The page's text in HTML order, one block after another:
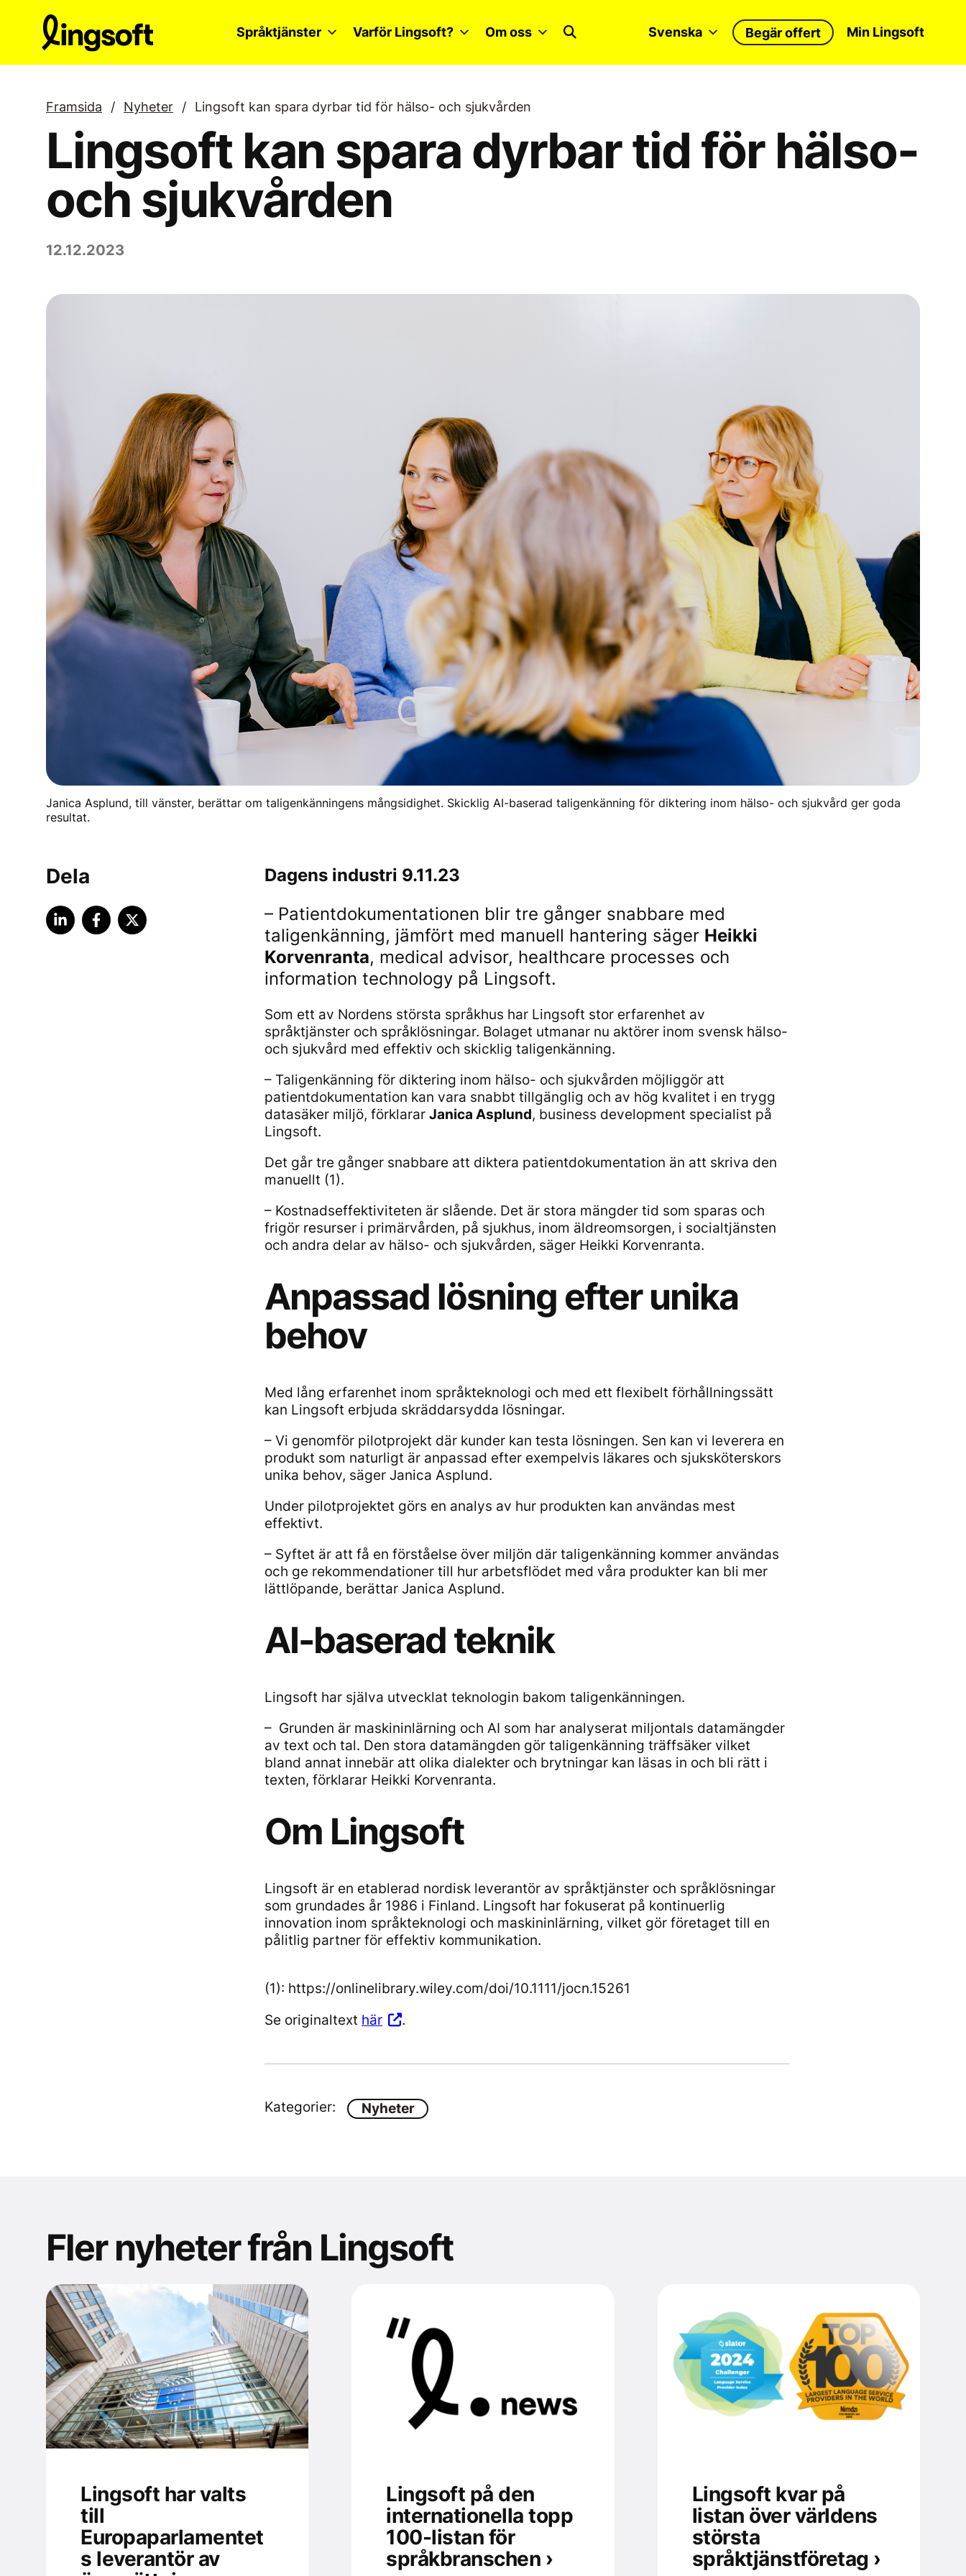
innehållet
Språktjänster Varför Lingsoft? Om oss Min Lingsoft
Begär offert
Svenska
Framsida / Nyheter / Lingsoft kan spara dyrbar tid för hälso- och sjukvården
Lingsoft kan spara dyrbar tid för hälso-
och sjukvården
12.12.2023
Janica Asplund, till vänster, berättar om taligenkänningens mångsidighet. Skicklig AI-baserad taligenkänning för diktering inom hälso- och sjukvård ger goda
resultat.
Dagens industri 9.11.23
– Patientdokumentationen blir tre gånger snabbare med
taligenkänning, jämfört med manuell hantering säger Heikki
Korvenranta, medical advisor, healthcare processes och
information technology på Lingsoft.
Som ett av Nordens största språkhus har Lingsoft stor erfarenhet av
språktjänster och språklösningar. Bolaget utmanar nu aktörer inom svensk hälso-
och sjukvård med effektiv och skicklig taligenkänning.
– Taligenkänning för diktering inom hälso- och sjukvården möjliggör att
patientdokumentation kan vara snabbt tillgänglig och av hög kvalitet i en trygg
datasäker miljö, förklarar Janica Asplund, business development specialist på
Lingsoft.
Det går tre gånger snabbare att diktera patientdokumentation än att skriva den
manuellt (1).
– Kostnadseffektiviteten är slående. Det är stora mängder tid som sparas och
frigör resurser i primärvården, på sjukhus, inom äldreomsorgen, i socialtjänsten
och andra delar av hälso- och sjukvården, säger Heikki Korvenranta.
Anpassad lösning efter unika
behov
Med lång erfarenhet inom språkteknologi och med ett flexibelt förhållningssätt
kan Lingsoft erbjuda skräddarsydda lösningar.
– Vi genomför pilotprojekt där kunder kan testa lösningen. Sen kan vi leverera en
produkt som naturligt är anpassad efter exempelvis läkares och sjuksköterskors
unika behov, säger Janica Asplund.
Under pilotprojektet görs en analys av hur produkten kan användas mest
effektivt.
– Syftet är att få en förståelse över miljön där taligenkänning kommer användas
och ge rekommendationer till hur arbetsflödet med våra produkter kan bli mer
lättlöpande, berättar Janica Asplund.
AI-baserad teknik
Lingsoft har själva utvecklat teknologin bakom taligenkänningen.
– Grunden är maskininlärning och AI som har analyserat miljontals datamängder
av text och tal. Den stora datamängden gör taligenkänning träffsäker vilket
bland annat innebär att olika dialekter och brytningar kan läsas in och bli rätt i
texten, förklarar Heikki Korvenranta.
Om Lingsoft
Lingsoft är en etablerad nordisk leverantör av språktjänster och språklösningar
som grundades år 1986 i Finland. Lingsoft har fokuserat på kontinuerlig
innovation inom språkteknologi och maskininlärning, vilket gör företaget till en
pålitlig partner för effektiv kommunikation.
(1): https://onlinelibrary.wiley.com/doi/10.1111/jocn.15261
Se originaltext här .
Kategorier: Nyheter
Dela
Fler nyheter från Lingsoft
Lingsoft har valts
till
Europaparlamentet
s leverantör av
Lingsoft på den
internationella topp
100-listan för
språkbranschen ›
Lingsoft kvar på
listan över världens
största
språktjänstföretag ›